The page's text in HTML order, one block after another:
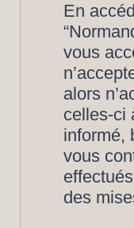
En
vous
alors
celles-ci
informé,
vous
des